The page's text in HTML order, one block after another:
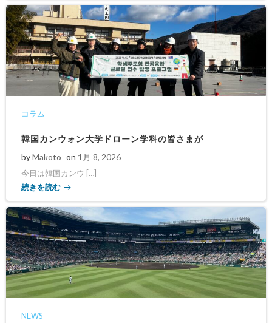
コラム
韓国カンウォン大学ドローン学科の皆さまが
byMakoto on 1月 8, 2026
今日は韓国カンウ […]
続きを読む
NEWS